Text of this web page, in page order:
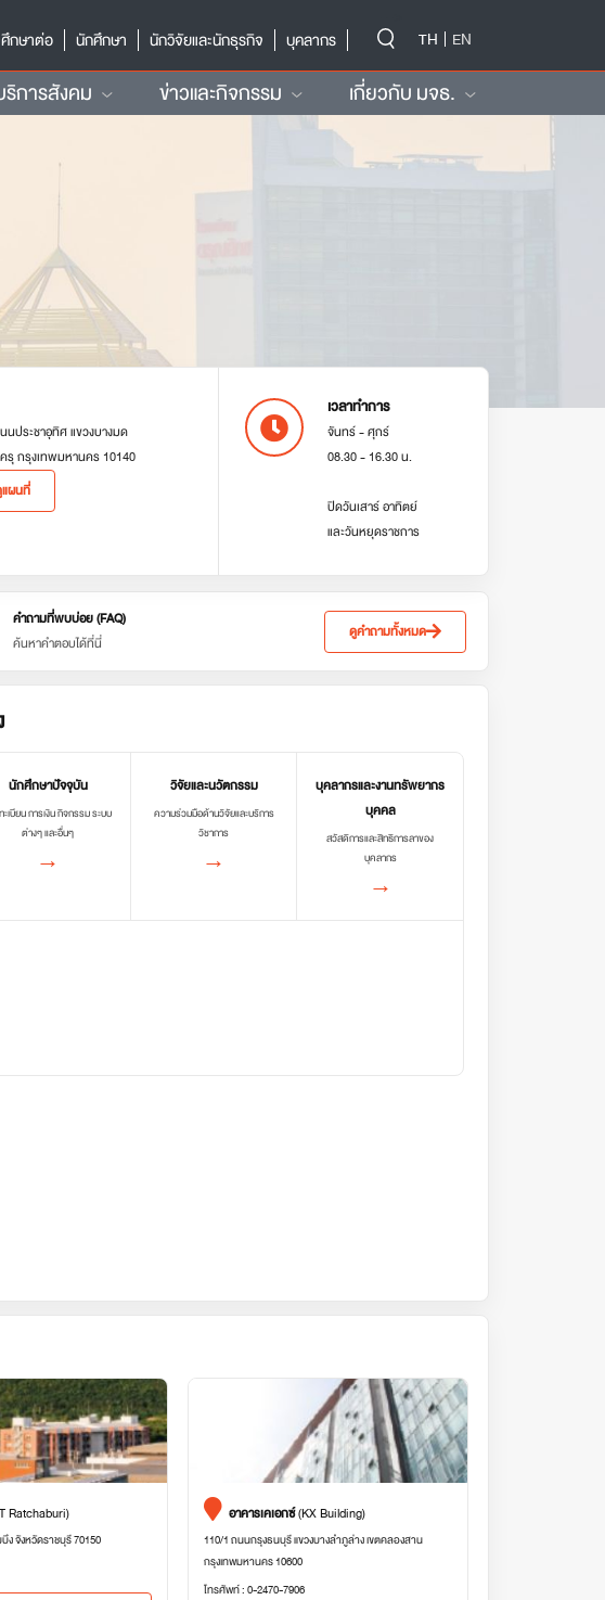
กษาต่อ
นักศึกษา นักวิจัยและนักธุรกิจ บุคลากร TH EN
ริการสังคม ข่าวและกิจกรรม เกี่ยวกับ มจธ.
นประชาอุทิศ แขวงบางมด
รุ กรุงเทพมหานคร 10140
ผนที่
เวลาทำการ
จันทร์ - ศุกร์
08.30 - 16.30 น.
ปิดวันเสาร์ อาทิตย์
และวันหยุดราชการ
คำถามที่พบบ่อย (FAQ)
ค้นหาคำตอบได้ที่นี่
ดูคำถามทั้งหมด
นักศึกษาปัจจุบัน
ะเบียน การเงิน กิจกรรม ระบบ
ต่างๆ และอื่นๆ
→
วิจัยและนวัตกรรม
ความร่วมมือด้านวิจัยและบริการ
วิชาการ
→
บุคลากรและงานทรัพยากร
บุคคล
สวัสดิการและสิทธิการลาของ
บุคลากร
→
Ratchaburi)
ง จังหวัดราชบุรี 70150
อาคารเคเอกซ์(KX Building)
110/1 ถนนกรุงธนบุรี แขวงบางลำภูล่าง เขตคลองสาน
กรุงเทพมหานคร 10600
โทรศัพท์ : 0-2470-7906